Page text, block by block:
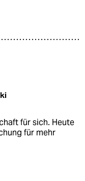
für sich. Heute
für mehr